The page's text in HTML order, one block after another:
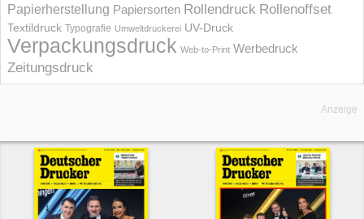
Papierherstellung Papiersorten Rollendruck Rollenoffset
Textildruck Typografie Umweltdruckerei UV-Druck
Verpackungsdruck Web-to-Print Werbedruck
Zeitungsdruck
Anzeige